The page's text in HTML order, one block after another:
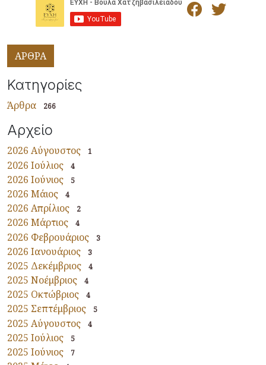
ΑΡΘΡΑ
Κατηγορίες
Άρθρα 266
Αρχείο
2026 Αύγουστος 1
2026 Ιούλιος 4
2026 Ιούνιος 5
2026 Μάιος 4
2026 Απρίλιος 2
2026 Μάρτιος 4
2026 Φεβρουάριος 3
2026 Ιανουάριος 3
2025 Δεκέμβριος 4
2025 Νοέμβριος 4
2025 Οκτώβριος 4
2025 Σεπτέμβριος 5
2025 Αύγουστος 4
2025 Ιούλιος 5
2025 Ιούνιος 7